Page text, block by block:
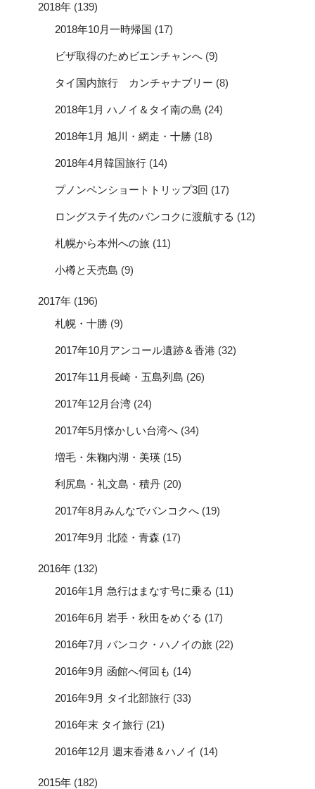
2018年 (139)
2018年10月一時帰国 (17)
ビザ取得のためビエンチャンへ (9)
タイ国内旅行 カンチャナブリー (8)
2018年1月 ハノイ＆タイ南の島 (24)
2018年1月 旭川・網走・十勝 (18)
2018年4月韓国旅行 (14)
プノンペンショートトリップ3回 (17)
ロングステイ先のバンコクに渡航する (12)
札幌から本州への旅 (11)
小樽と天売島 (9)
2017年 (196)
札幌・十勝 (9)
2017年10月アンコール遺跡＆香港 (32)
2017年11月長崎・五島列島 (26)
2017年12月台湾 (24)
2017年5月懐かしい台湾へ (34)
増毛・朱鞠内湖・美瑛 (15)
利尻島・礼文島・積丹 (20)
2017年8月みんなでバンコクへ (19)
2017年9月 北陸・青森 (17)
2016年 (132)
2016年1月 急行はまなす号に乗る (11)
2016年6月 岩手・秋田をめぐる (17)
2016年7月 バンコク・ハノイの旅 (22)
2016年9月 函館へ何回も (14)
2016年9月 タイ北部旅行 (33)
2016年末 タイ旅行 (21)
2016年12月 週末香港＆ハノイ (14)
2015年 (182)